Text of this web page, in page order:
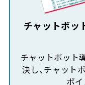
チャットボッ
チャットボット
決し、チャット
ポ